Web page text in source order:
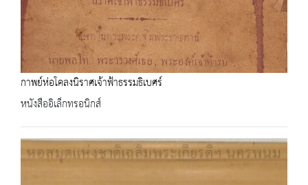
กาพย์ห่อโคลงนิราศเจ้าฟ้าธรรมธิเบศร์
หนังสืออิเล็กทรอนิกส์